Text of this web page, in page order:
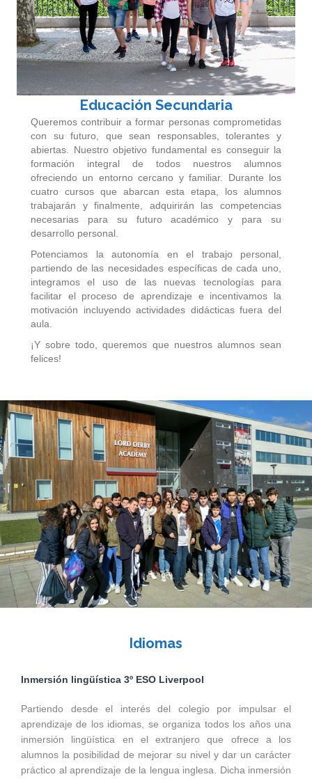
Educación Secundaria
Queremos contribuir a formar personas comprometidas
con su futuro, que sean responsables, tolerantes y
abiertas. Nuestro objetivo fundamental es conseguir la
formación integral de todos nuestros alumnos
ofreciendo un entorno cercano y familiar. Durante los
cuatro cursos que abarcan esta etapa, los alumnos
trabajarán y finalmente, adquirirán las competencias
necesarias para su futuro académico y para su
desarrollo personal.
Potenciamos la autonomía en el trabajo personal,
partiendo de las necesidades específicas de cada uno,
integramos el uso de las nuevas tecnologías para
facilitar el proceso de aprendizaje e incentivamos la
motivación incluyendo actividades didácticas fuera del
aula.
¡Y sobre todo, queremos que nuestros alumnos sean
felices!
Idiomas
Inmersión lingüística 3º ESO Liverpool
Partiendo desde el interés del colegio por impulsar el
aprendizaje de los idiomas, se organiza todos los años una
inmersión lingüística en el extranjero que ofrece a los
alumnos la posibilidad de mejorar su nivel y dar un carácter
práctico al aprendizaje de la lengua inglesa. Dicha inmersión